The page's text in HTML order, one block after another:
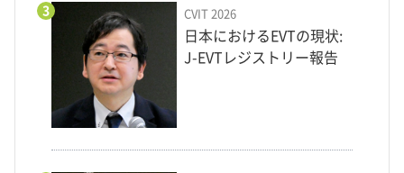
3 CVIT 2026
日本におけるEVTの現状:
J-EVTレジストリー報告